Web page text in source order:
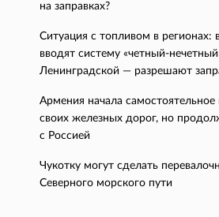
на заправках?
Ситуация с топливом в регионах:
вводят систему «четный-
Ленинградской — разрешают
Армения начала самостоятельное
своих железных дорог, но
с Россией
Чукотку могут сделать
Северного морского пути